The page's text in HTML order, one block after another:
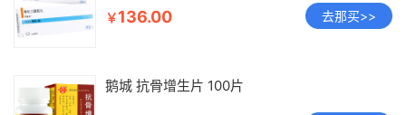
￥136.00 去那买>>
鹅城 抗骨增生片 100片